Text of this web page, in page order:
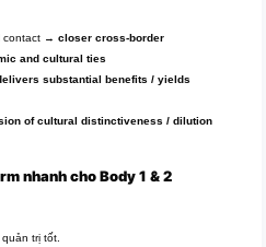
contact →closer cross-border
and cultural ties
substantial benefits / yields
of cultural distinctiveness / dilution
nhanh cho Body 1 & 2
trị tốt.